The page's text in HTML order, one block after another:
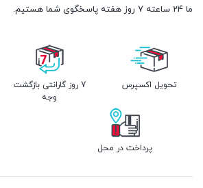
ما 24 ساعته 7 روز هفته پاسخگوی شما هستیم.
تحویل اکسپرس
7 روز گارانتی بازگشت
وجه
پرداخت در محل